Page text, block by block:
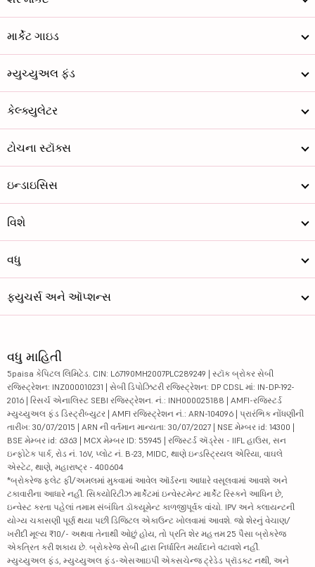
માર્કેટ ગાઇડ
મ્યુચ્યુઅલ ફંડ
કેલ્ક્યુલેટર
ટોચના સ્ટૉક્સ
ઇન્ડાઇસિસ
વિશે
વધુ
ફ્યુચર્સ અને ઑપ્શન્સ
વધુ માહિતી
5paisa કેપિટલ લિમિટેડ. CIN: L67190MH2007PLC289249 | સ્ટૉક બ્રોકર સેબી
રજિસ્ટ્રેશન: INZ000010231 | સેબી ડિપોઝિટરી રજિસ્ટ્રેશન: DP CDSL માં: IN-DP-192-
2016 | રિસર્ચ એનાલિસ્ટ SEBI રજિસ્ટ્રેશન. નં.: INH000025188 | AMFI-રજિસ્ટર્ડ
મ્યુચ્યુઅલ ફંડ ડિસ્ટ્રીબ્યુટર | AMFI રજિસ્ટ્રેશન નં.: ARN-104096 | પ્રારંભિક નોંધણીની
તારીખ: 30/07/2015 | ARN ની વર્તમાન માન્યતા: 30/07/2027 | NSE મેમ્બર id: 14300 |
BSE મેમ્બર id: 6363 | MCX મેમ્બર ID: 55945 | રજિસ્ટર્ડ ઍડ્રેસ - IIFL હાઉસ, સન
ઇન્ફોટેક પાર્ક, રોડ નં. 16V, પ્લોટ નં. B-23, MIDC, થાણે ઇન્ડસ્ટ્રિયલ એરિયા, વાઘલે
એસ્ટેટ, થાણે, મહારાષ્ટ્ર - 400604
*બ્રોકરેજ ફ્લેટ ફી/અમલમાં મુકવામાં આવેલ ઑર્ડરના આધારે વસૂલવામાં આવશે અને
ટકાવારીના આધારે નહીં. સિક્યોરિટીઝ માર્કેટમાં ઇન્વેસ્ટમેન્ટ માર્કેટ રિસ્કને આધિન છે,
ઇન્વેસ્ટ કરતા પહેલાં તમામ સંબંધિત ડૉક્યૂમેન્ટ કાળજીપૂર્વક વાંચો. IPV અને ક્લાયન્ટની
યોગ્ય ચકાસણી પૂર્ણ થયા પછી ડિજિટલ એકાઉન્ટ ખોલવામાં આવશે. જો શેરનું વેચાણ/
ખરીદી મૂલ્ય ₹10/- અથવા તેનાથી ઓછું હોય, તો પ્રતિ શેર મહત્તમ 25 પૈસા બ્રોકરેજ
એકત્રિત કરી શકાય છે. બ્રોકરેજ સેબી દ્વારા નિર્ધારિત મર્યાદાને વટાવશે નહીં.
મ્યુચ્યુઅલ ફંડ, મ્યુચ્યુઅલ ફંડ-એસઆઇપી એક્સચેન્જ ટ્રેડેડ પ્રૉડક્ટ નથી, અને